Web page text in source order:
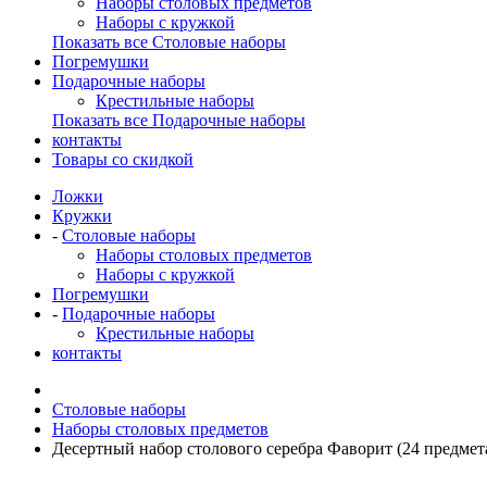
Наборы с кружкой
Показать все Столовые наборы
Погремушки
Подарочные наборы
Крестильные наборы
Показать все Подарочные наборы
контакты
Товары со скидкой
Ложки
Кружки
- Столовые наборы
Наборы столовых предметов
Наборы с кружкой
Погремушки
- Подарочные наборы
Крестильные наборы
контакты
Столовые наборы
Наборы столовых предметов
Десертный набор столового серебра Фаворит (24